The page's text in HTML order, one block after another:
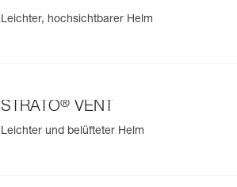
Leichter, hochsichtbarer Helm
STRATO® VENT
Leichter und belüfteter Helm